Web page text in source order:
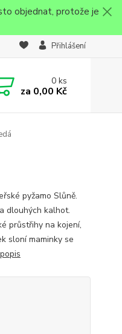
objednat, protože je
Přihlášení
0ks
za 0,00 Kč
pyžamo Slůně.
dlouhých kalhot.
průstřihy na kojení,
sloní maminky se